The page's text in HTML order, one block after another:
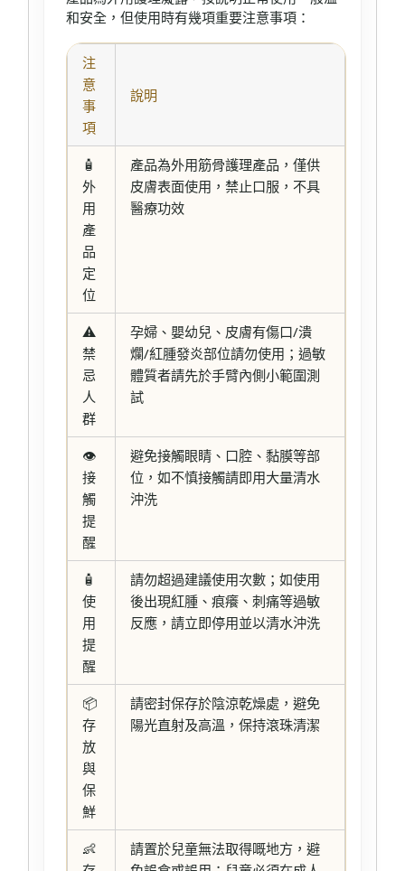
和安全，但使用時有幾項重要注意事項：
注
意
事
項
說明
🧴
外
用
產
品
定
位
產品為外用筋骨護理產品，僅供
皮膚表面使用，禁止口服，不具
醫療功效
⚠️
禁
忌
人
群
孕婦、嬰幼兒、皮膚有傷口/潰
爛/紅腫發炎部位請勿使用；過敏
體質者請先於手臂內側小範圍測
試
👁️
接
觸
提
醒
避免接觸眼睛、口腔、黏膜等部
位，如不慎接觸請即用大量清水
沖洗
🧴
使
用
提
醒
請勿超過建議使用次數；如使用
後出現紅腫、痕癢、刺痛等過敏
反應，請立即停用並以清水沖洗
📦
存
放
與
保
鮮
請密封保存於陰涼乾燥處，避免
陽光直射及高溫，保持滾珠清潔
👶
請置於兒童無法取得嘅地方，避